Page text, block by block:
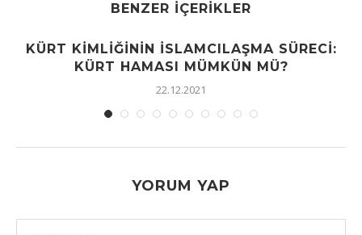
BENZER İÇERIKLER
KÜRT KIMLIĞININ İSLAMCILAŞMA SÜRECI:
KÜRT HAMASI MÜMKÜN MÜ?
22.12.2021
YORUM YAP